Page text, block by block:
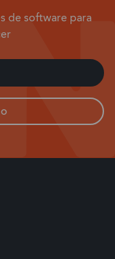
de software para